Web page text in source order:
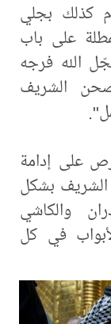
كذلك بجلي
على باب
الله فرجه
الشريف
على إدامة
الشريف بشكل
والكاشي
في كل